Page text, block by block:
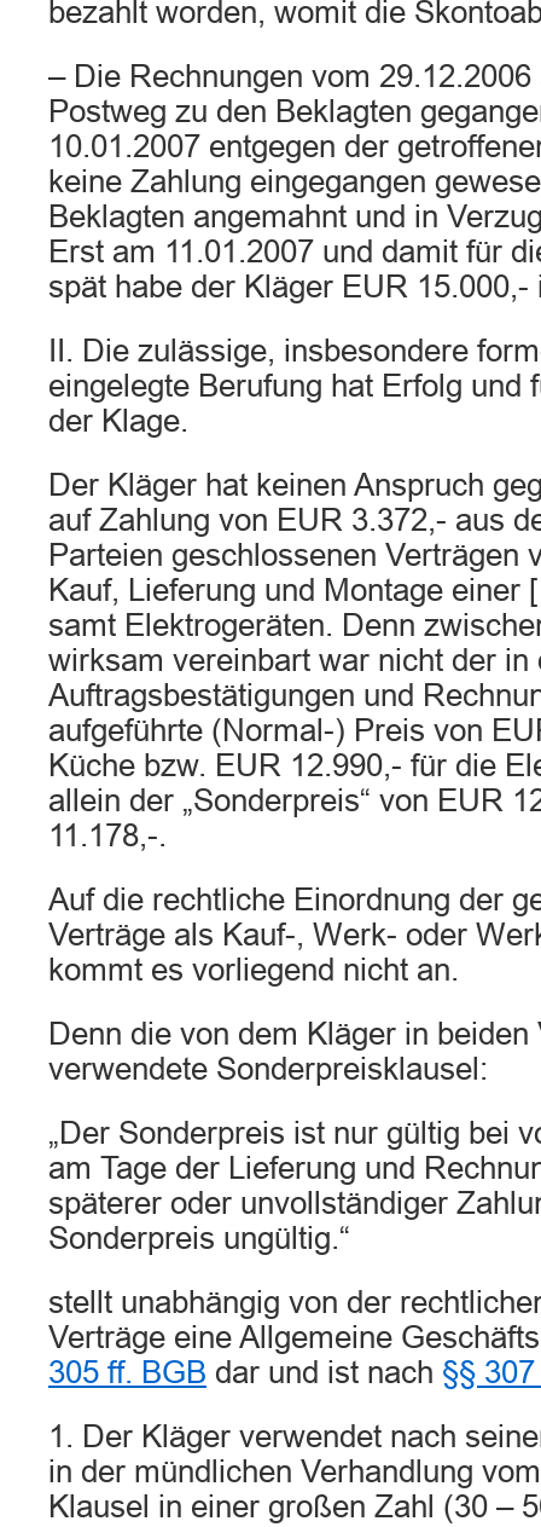
bezahlt worden, womit die
– Die Rechnungen vom
Postweg zu den Beklagten
10.01.2007 entgegen der
keine Zahlung eingegangen
Beklagten angemahnt und in
Erst am 11.01.2007 und damit für
spät habe der Kläger EUR 15.000,-
II. Die zulässige, insbesondere
eingelegte Berufung hat Erfolg und
der Klage.
Der Kläger hat keinen Anspruch
auf Zahlung von EUR 3.372,- aus
Parteien geschlossenen Verträgen
Kauf, Lieferung und Montage
samt Elektrogeräten. Denn
wirksam vereinbart war nicht der in
Auftragsbestätigungen und
aufgeführte (Normal-) Preis von
Küche bzw. EUR 12.990,- für die
allein der „Sonderpreis“ von EUR
11.178,-.
Auf die rechtliche Einordnung der
Verträge als Kauf-, Werk- oder
kommt es vorliegend nicht an.
Denn die von dem Kläger in beiden
verwendete Sonderpreisklausel:
„Der Sonderpreis ist nur gültig bei
am Tage der Lieferung und
späterer oder unvollständiger
Sonderpreis ungültig.“
stellt unabhängig von der
Verträge eine Allgemeine
305 ff. BGB dar und ist nach §§
1. Der Kläger verwendet nach
in der mündlichen Verhandlung
Klausel in einer großen Zahl (30 –